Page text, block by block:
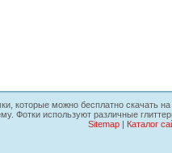
которые можно бесплатно скачать
Фотки используют различные
Sitemap| Каталог